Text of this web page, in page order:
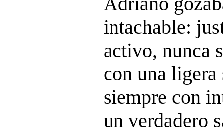
intachable:
activo, nunca
con una ligera
siempre con
un verdadero